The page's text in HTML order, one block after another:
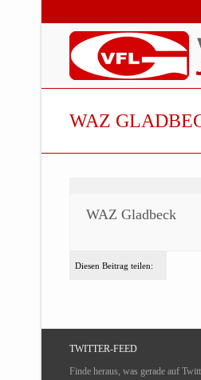
WAZ
WAZ Gladbeck
Diesen Beitrag teilen:
TWITTER-FEED
Finde heraus, was gerade auf